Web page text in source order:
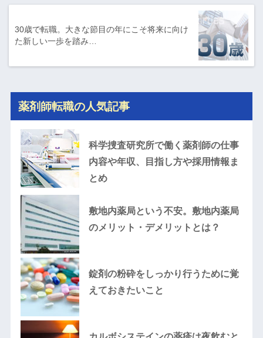
30歳で転職。大きな節目の年にこそ将来に向け
た新しい一歩を踏み…
薬剤師転職の人気記事
科学捜査研究所で働く薬剤師の仕事
内容や年収、目指し方や採用情報ま
とめ
敷地内薬局という不安。敷地内薬局
のメリット・デメリットとは？
錠剤の粉砕をしっかり行うために覚
えておきたいこと